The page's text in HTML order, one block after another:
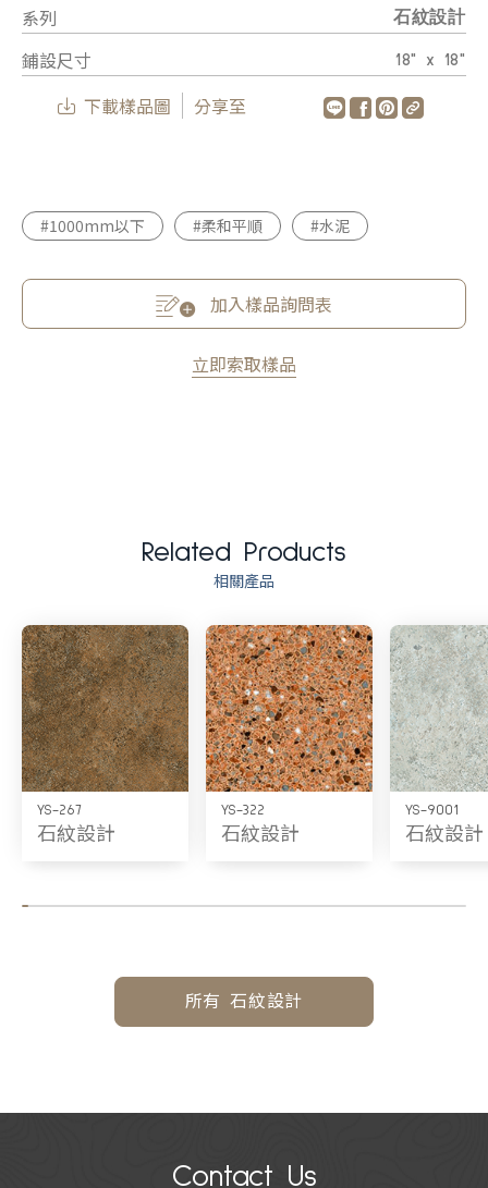
系列 石紋設計
鋪設尺寸 18" x 18"
下載樣品圖 分享至
#1000mm以下 #柔和平順 #水泥
加入樣品詢問表
立即索取樣品
Related Products
相關產品
YS-267
石紋設計
YS-322
石紋設計
YS-9001
石紋設計
所有 石紋設計
Contact Us